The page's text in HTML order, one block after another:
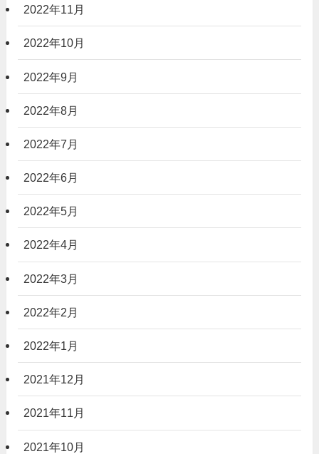
2022年11月
2022年10月
2022年9月
2022年8月
2022年7月
2022年6月
2022年5月
2022年4月
2022年3月
2022年2月
2022年1月
2021年12月
2021年11月
2021年10月